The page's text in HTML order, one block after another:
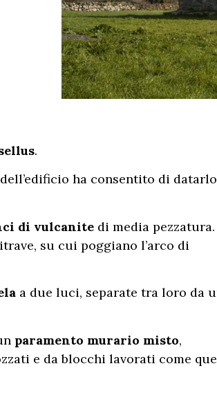
.
dell’edificio ha consentito di datarlo
di vulcanite di media
su cui poggiano l’arco di
a due luci, separate tra loro da
paramento murario misto,
e da blocchi lavorati come